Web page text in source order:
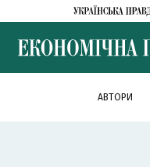
АВТОРИ